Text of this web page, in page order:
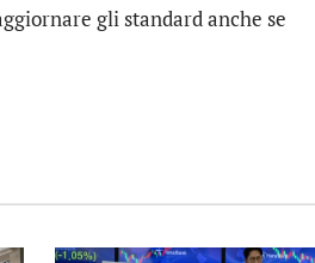
gli standard anche se